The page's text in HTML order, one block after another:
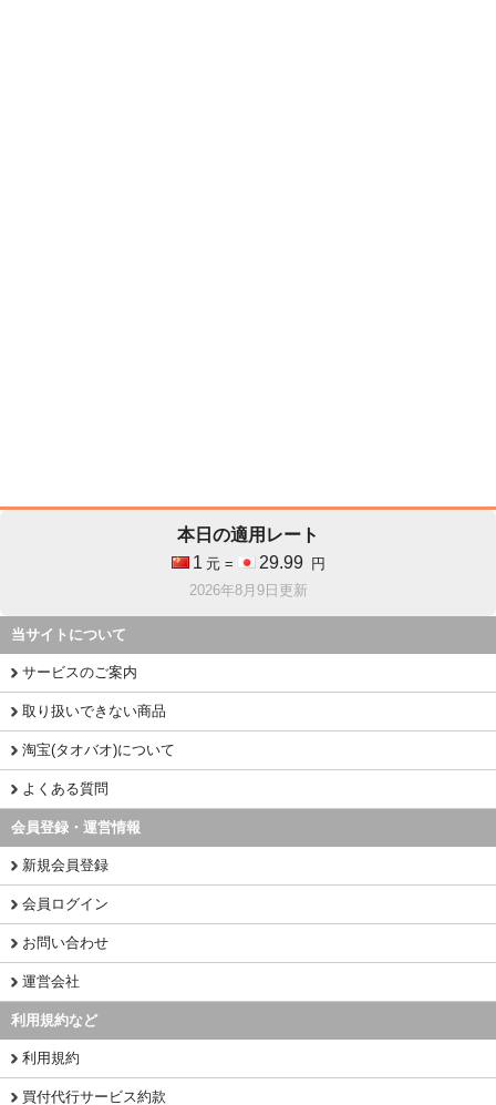
本日の適用レート
1 元 = 29.99
円
2026年8月9日更新
当サイトについて
サービスのご案内
取り扱いできない商品
淘宝(タオバオ)について
よくある質問
会員登録・運営情報
新規会員登録
会員ログイン
お問い合わせ
運営会社
利用規約など
利用規約
買付代行サービス約款